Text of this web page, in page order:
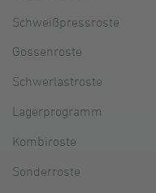
Schweißpressroste
Gossenroste
Schwerlastroste
Lagerprogramm
Kombiroste
Sonderroste